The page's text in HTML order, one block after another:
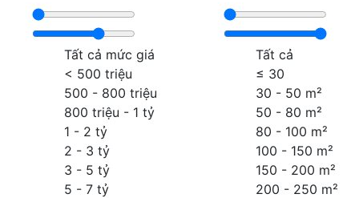
Tất cả mức giá
< 500 triệu
500 - 800 triệu
800 triệu - 1 tỷ
1 - 2 tỷ
2 - 3 tỷ
3 - 5 tỷ
5 - 7 tỷ
Tất cả
≤ 30
30 - 50 m²
50 - 80 m²
80 - 100 m²
100 - 150 m²
150 - 200 m²
200 - 250 m²